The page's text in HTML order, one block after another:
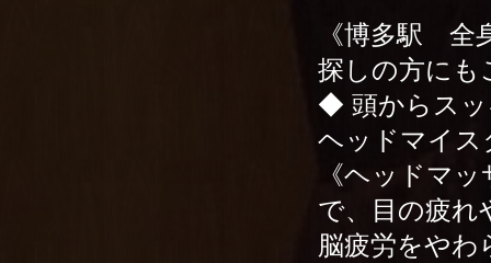
《博多駅 全
探しの方にも
◆ 頭からス
ヘッドマイス
《ヘッドマ
で、目の疲
脳疲労をやわ